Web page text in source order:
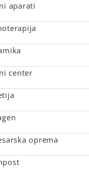
aparati
center
oprema